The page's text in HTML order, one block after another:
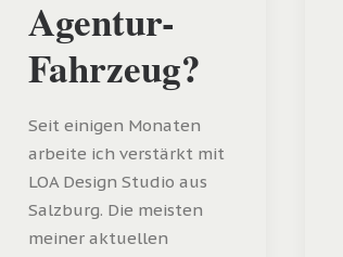
Agentur-
Fahrzeug?
Seit einigen Monaten
arbeite ich verstärkt mit
LOA Design Studio aus
Salzburg. Die meisten
meiner aktuellen